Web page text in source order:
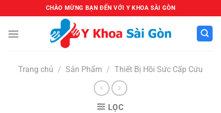
qua
nội
CHÀO MỪNG BẠN ĐẾN VỚI Y KHOA SÀI GÒN
Trang chủ / Sản Phẩm / Thiết Bị Hồi Sức Cấp Cứu
LỌC